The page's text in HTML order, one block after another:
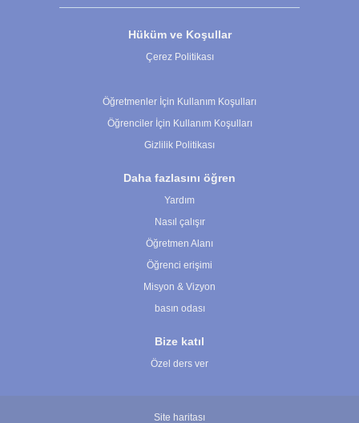
Hüküm ve Koşullar
Çerez Politikası
Öğretmenler İçin Kullanım Koşulları
Öğrenciler İçin Kullanım Koşulları
Gizlilik Politikası
Daha fazlasını öğren
Yardım
Nasıl çalışır
Öğretmen Alanı
Öğrenci erişimi
Misyon & Vizyon
basın odası
Bize katıl
Özel ders ver
Site haritası